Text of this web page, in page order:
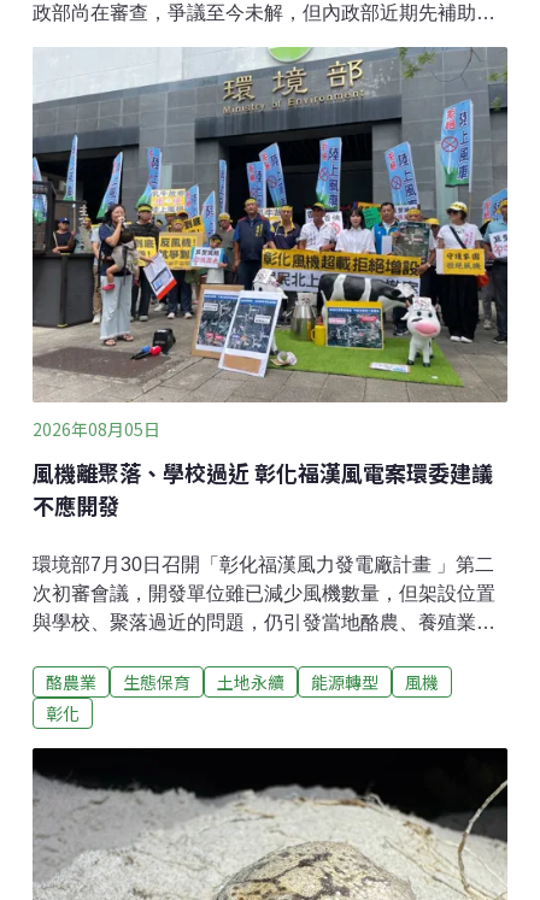
政部尚在審查，爭議至今未解，但內政部近期先補助
多願意透過明智利用，提升產品價值。不過部分地主還
是希望，內政部能盡快徵收土地，通過保育利用計畫，
創造多贏。 （公視新聞網報導）大矽谷土石方資源堆置
處理場申設環評中 自救會喊滾出銅鑼鄉苗栗縣銅鑼鄉大
矽谷土石方資源堆置處理場案，自救會今天到縣府環保
局陳情抗議，指控案場下游土石流潛勢區，過去也曾發
生災害，且地處水源頭，有污染西湖溪沿岸用水安全之
虞，訴求環評駁回，滾出銅鑼鄉，否則誓死抗爭。 （聯
合新聞網報導）
2026年08月05日
風機離聚落、學校過近 彰化福漢風電案環委建議
不應開發
環境部7月30日召開「彰化福漢風力發電廠計畫 」第二
次初審會議，開發單位雖已減少風機數量，但架設位置
與學校、聚落過近的問題，仍引發當地酪農、養殖業者
估當地環境影響、居民意見後，最終決議本案不應開
發。這是繼彰化鋐威陸域風電與彰化大城陸域風電後，
全台之冠 居民總動員北上抗議不應再建「彰化福漢風力
發電廠計畫」的開發單位是哲威與漢威風力公司，計畫
在彰化縣芳苑鄉及福興鄉架設14座風機，單機容量3000
～6000kW、總裝置容量4萬2000～8萬4000kW。雖然
相較2024年本案第一次送審，業者已將總風機數由23支
酪農業 生態保育 土地永續 能源轉型
風機
彰化